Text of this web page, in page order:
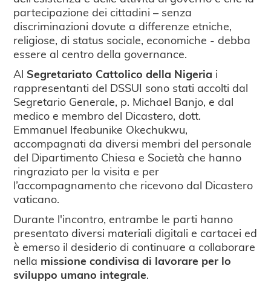
partecipazione dei cittadini – senza
discriminazioni dovute a differenze etniche,
religiose, di status sociale, economiche - debba
essere al centro della governance.
Al Segretariato Cattolico della Nigeria i
rappresentanti del DSSUI sono stati accolti dal
Segretario Generale, p. Michael Banjo, e dal
medico e membro del Dicastero, dott.
Emmanuel Ifeabunike Okechukwu,
accompagnati da diversi membri del personale
del Dipartimento Chiesa e Società che hanno
ringraziato per la visita e per
l’accompagnamento che ricevono dal Dicastero
vaticano.
Durante l'incontro, entrambe le parti hanno
presentato diversi materiali digitali e cartacei ed
è emerso il desiderio di continuare a collaborare
nella missione condivisa di lavorare per lo
sviluppo umano integrale.